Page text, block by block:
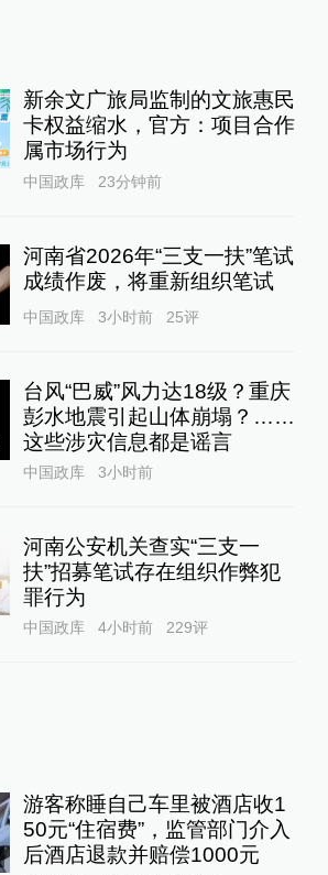
新余文广旅局监制的文旅惠民
卡权益缩水，官方：项目合作
属市场行为
中国政库 23分钟前
河南省2026年“三支一扶”笔试
成绩作废，将重新组织笔试
中国政库 3小时前 25评
台风“巴威”风力达18级？重庆
彭水地震引起山体崩塌？……
这些涉灾信息都是谣言
中国政库 3小时前
河南公安机关查实“三支一
扶”招募笔试存在组织作弊犯
罪行为
中国政库 4小时前 229评
游客称睡自己车里被酒店收1
50元“住宿费”，监管部门介入
后酒店退款并赔偿1000元